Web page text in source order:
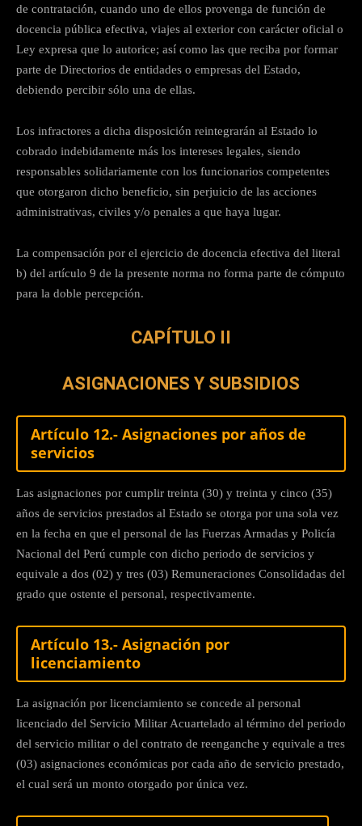
de contratación, cuando uno de ellos provenga de función de
docencia pública efectiva, viajes al exterior con carácter oficial o
Ley expresa que lo autorice; así como las que reciba por formar
parte de Directorios de entidades o empresas del Estado,
debiendo percibir sólo una de ellas.
Los infractores a dicha disposición reintegrarán al Estado lo
cobrado indebidamente más los intereses legales, siendo
responsables solidariamente con los funcionarios competentes
que otorgaron dicho beneficio, sin perjuicio de las acciones
administrativas, civiles y/o penales a que haya lugar.
La compensación por el ejercicio de docencia efectiva del literal
b) del artículo 9 de la presente norma no forma parte de cómputo
para la doble percepción.
CAPÍTULO II
ASIGNACIONES Y SUBSIDIOS
Artículo 12.- Asignaciones por años de
servicios
Las asignaciones por cumplir treinta (30) y treinta y cinco (35)
años de servicios prestados al Estado se otorga por una sola vez
en la fecha en que el personal de las Fuerzas Armadas y Policía
Nacional del Perú cumple con dicho periodo de servicios y
equivale a dos (02) y tres (03) Remuneraciones Consolidadas del
grado que ostente el personal, respectivamente.
Artículo 13.- Asignación por
licenciamiento
La asignación por licenciamiento se concede al personal
licenciado del Servicio Militar Acuartelado al término del periodo
del servicio militar o del contrato de reenganche y equivale a tres
(03) asignaciones económicas por cada año de servicio prestado,
el cual será un monto otorgado por única vez.